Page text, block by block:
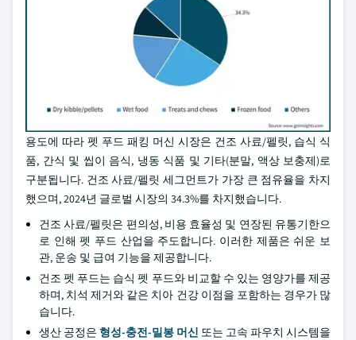
용도에 따라 펫 푸드 패킹 머신 시장은 건조 사료/펠릿, 습식 식
품, 간식 및 씹이 음식, 냉동 식품 및 기타(분말, 액상 보충제)로
구분됩니다. 건조 사료/펠릿 세그먼트가 가장 큰 점유율을 차지
했으며, 2024년 글로벌 시장의 34.3%를 차지했습니다.
건조 사료/펠릿은 편의성, 비용 효율성 및 연장된 유통기한으
로 인해 펫 푸드 산업을 주도합니다. 이러한 제품은 쉬운 보
관, 운송 및 급여 기능을 제공합니다.
건조 펫 푸드는 습식 펫 푸드와 비교할 수 있는 영양가를 제공
하며, 치석 제거와 같은 치아 건강 이점을 포함하는 경우가 많
습니다.
생산 공정은 형성-충전-밀봉 머신 또는 고속 파우치 시스템을